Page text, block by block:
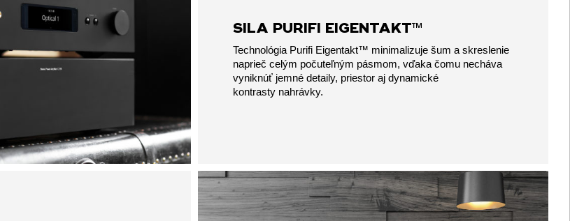
SILA PURIFI EIGENTAKT™
Technológia Purifi Eigentakt™ minimalizuje šum a skreslenie
naprieč celým počuteľným pásmom, vďaka čomu necháva
vyniknúť jemné detaily, priestor aj dynamické
kontrasty nahrávky.